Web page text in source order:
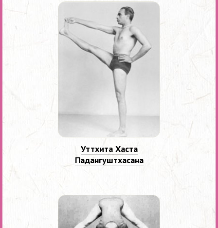
Уттхита Хаста
Падангуштхасана